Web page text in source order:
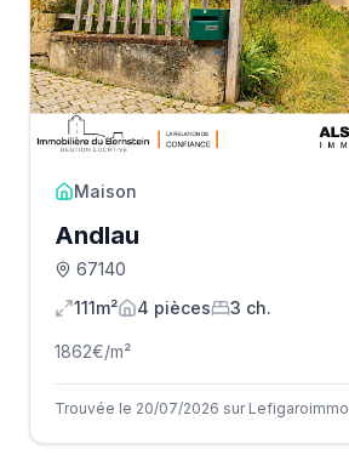
Maison
Andlau
67140
111m²
4 pièces 3 ch.
1862€/m²
Trouvée le 20/07/2026 sur Lefigaroimmo